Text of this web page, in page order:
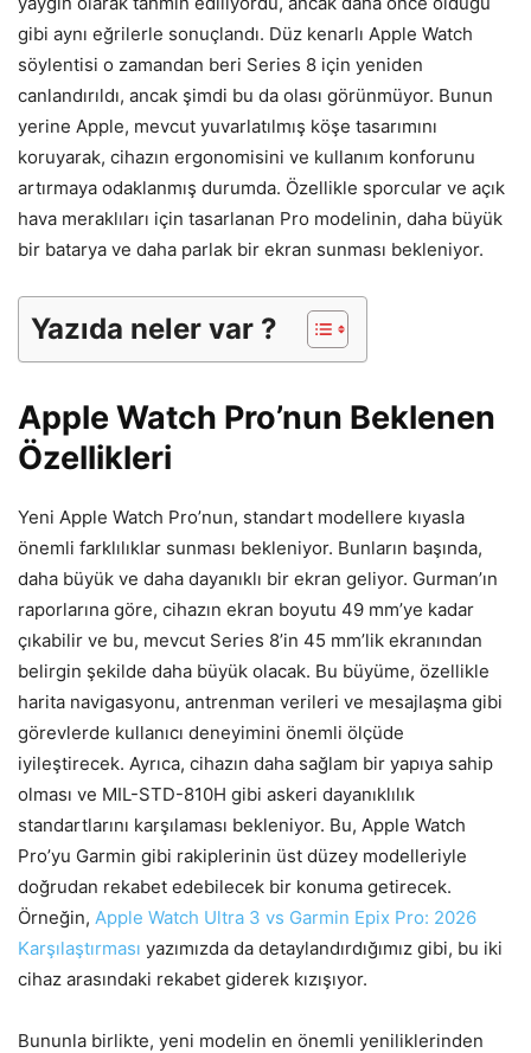
gibi aynı eğrilerle sonuçlandı. Düz kenarlı Apple Watch
söylentisi o zamandan beri Series 8 için yeniden
canlandırıldı, ancak şimdi bu da olası görünmüyor. Bunun
yerine Apple, mevcut yuvarlatılmış köşe tasarımını
koruyarak, cihazın ergonomisini ve kullanım konforunu
artırmaya odaklanmış durumda. Özellikle sporcular ve açık
hava meraklıları için tasarlanan Pro modelinin, daha büyük
bir batarya ve daha parlak bir ekran sunması bekleniyor.
Yazıda neler var ?
Apple Watch Pro’nun Beklenen
Özellikleri
Yeni Apple Watch Pro’nun, standart modellere kıyasla
önemli farklılıklar sunması bekleniyor. Bunların başında,
daha büyük ve daha dayanıklı bir ekran geliyor. Gurman’ın
raporlarına göre, cihazın ekran boyutu 49 mm’ye kadar
çıkabilir ve bu, mevcut Series 8’in 45 mm’lik ekranından
belirgin şekilde daha büyük olacak. Bu büyüme, özellikle
harita navigasyonu, antrenman verileri ve mesajlaşma gibi
görevlerde kullanıcı deneyimini önemli ölçüde
iyileştirecek. Ayrıca, cihazın daha sağlam bir yapıya sahip
olması ve MIL-STD-810H gibi askeri dayanıklılık
standartlarını karşılaması bekleniyor. Bu, Apple Watch
Pro’yu Garmin gibi rakiplerinin üst düzey modelleriyle
doğrudan rekabet edebilecek bir konuma getirecek.
Örneğin, Apple Watch Ultra 3 vs Garmin Epix Pro: 2026
Karşılaştırması yazımızda da detaylandırdığımız gibi, bu iki
cihaz arasındaki rekabet giderek kızışıyor.
Bununla birlikte, yeni modelin en önemli yeniliklerinden